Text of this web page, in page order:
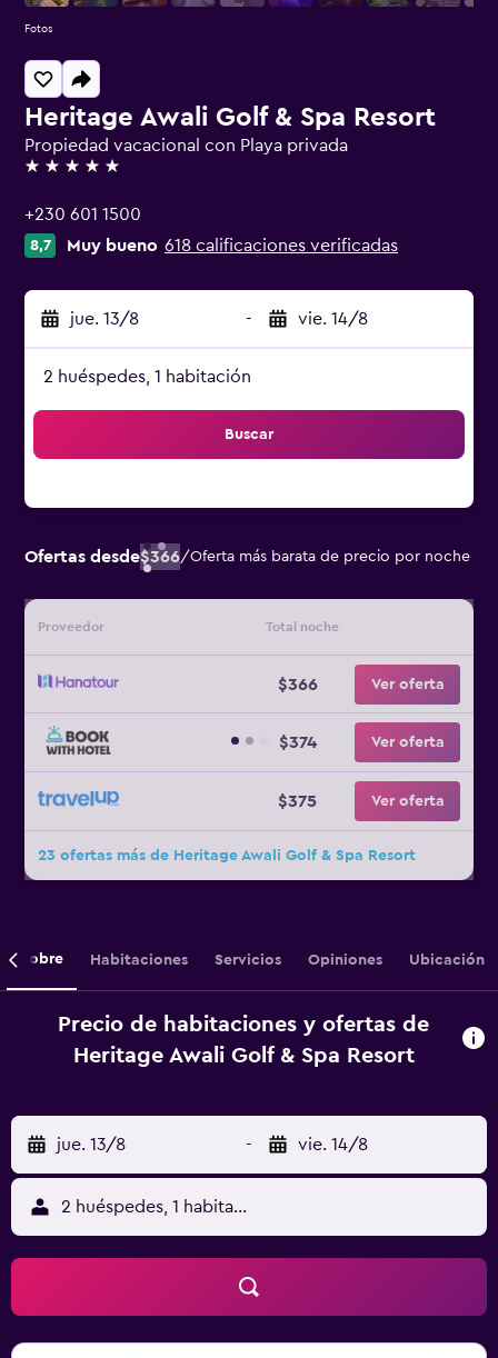
Heritage Awali Golf & Spa Resort
Propiedad vacacional con Playa privada
5 estrellas
+230 601 1500
8,7 Muy bueno 618 calificaciones verificadas
jue. 13/8 - vie. 14/8
2 huéspedes, 1 habitación
Buscar
Ofertas desde$366/Oferta más barata de precio por noche
Proveedor Total noche
$366 Ver oferta
$374 Ver oferta
$375 Ver oferta
23 ofertas más de Heritage Awali Golf & Spa Resort
Fotos
Sobre Habitaciones Servicios Opiniones Ubicación
Precio de habitaciones y ofertas de
Heritage Awali Golf & Spa Resort
jue. 13/8 - vie. 14/8
2 huéspedes, 1 habitación